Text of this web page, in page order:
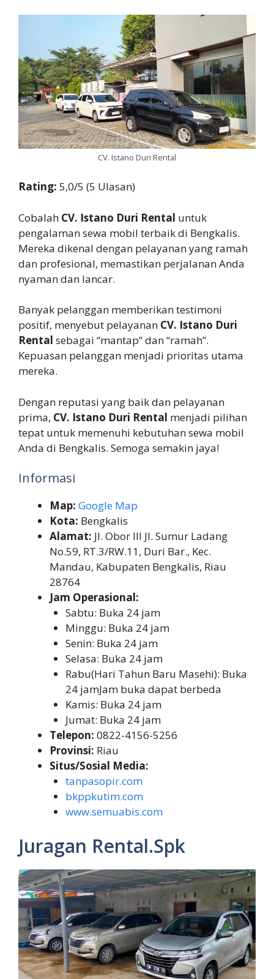
CV. Istano Duri Rental
Rating: 5,0/5 (5 Ulasan)
Cobalah CV. Istano Duri Rental untuk
pengalaman sewa mobil terbaik di Bengkalis.
Mereka dikenal dengan pelayanan yang ramah
dan profesional, memastikan perjalanan Anda
nyaman dan lancar.
Banyak pelanggan memberikan testimoni
positif, menyebut pelayanan CV. Istano Duri
Rental sebagai “mantap” dan “ramah”.
Kepuasan pelanggan menjadi prioritas utama
mereka.
Dengan reputasi yang baik dan pelayanan
prima, CV. Istano Duri Rental menjadi pilihan
tepat untuk memenuhi kebutuhan sewa mobil
Anda di Bengkalis. Semoga semakin jaya!
Informasi
Map: Google Map
Kota: Bengkalis
Alamat: Jl. Obor III Jl. Sumur Ladang
No.59, RT.3/RW.11, Duri Bar., Kec.
Mandau, Kabupaten Bengkalis, Riau
28764
Jam Operasional:
Sabtu: Buka 24 jam
Minggu: Buka 24 jam
Senin: Buka 24 jam
Selasa: Buka 24 jam
Rabu(Hari Tahun Baru Masehi): Buka
24 jamJam buka dapat berbeda
Kamis: Buka 24 jam
Jumat: Buka 24 jam
Telepon: 0822-4156-5256
Provinsi: Riau
Situs/Sosial Media:
tanpasopir.com
bkppkutim.com
www.semuabis.com
Juragan Rental.Spk